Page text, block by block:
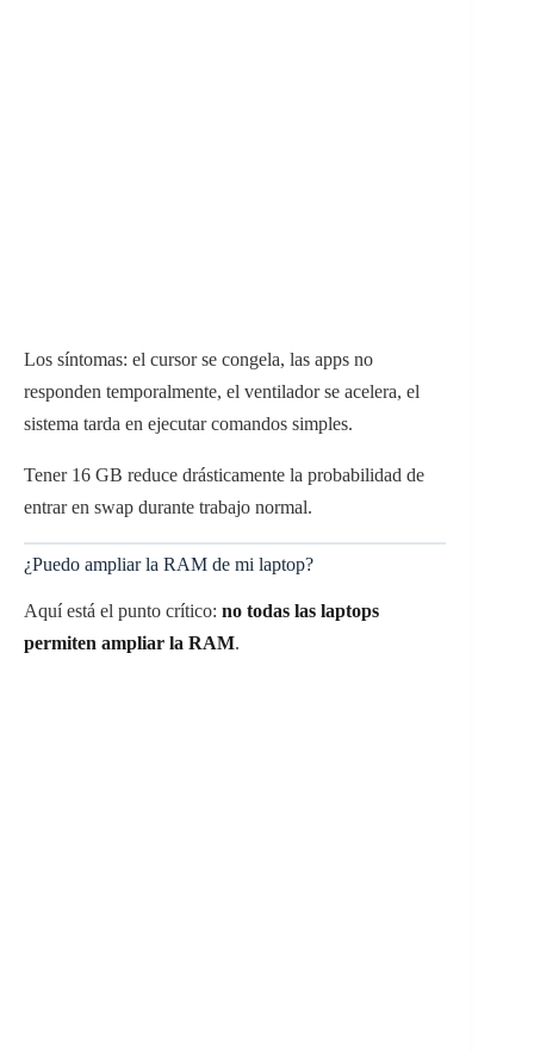
Los síntomas: el cursor se congela, las apps no
responden temporalmente, el ventilador se acelera, el
sistema tarda en ejecutar comandos simples.
Tener 16 GB reduce drásticamente la probabilidad de
entrar en swap durante trabajo normal.
¿Puedo ampliar la RAM de mi laptop?
Aquí está el punto crítico: no todas las laptops
permiten ampliar la RAM.